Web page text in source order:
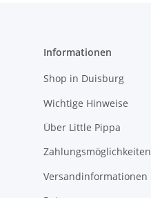
Informationen
Shop in Duisburg
Wichtige Hinweise
Über Little Pippa
Zahlungsmöglichkeiten
Versandinformationen